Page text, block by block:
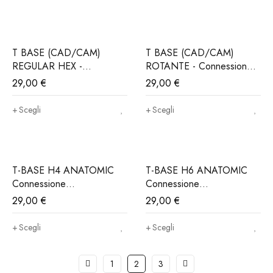
T BASE (CAD/CAM)
REGULAR HEX -
Connessione
ALPHABIO®, MIS®,
NORIS®..(Iva e trasporto
29,00€
Scegli
T BASE (CAD/CAM)
ROTANTE - Connessione
ALPHABIO®, MIS®,
NORIS®..(Iva e trasporto
incluso)
29,00€
Scegli
T-BASE H4 ANATOMIC
Connessione
ALPHABIO®, MIS®,
NORIS®..(Iva e Trasporto
incluso)
29,00€
Scegli
T-BASE H6 ANATOMIC
Connessione
ALPHABIO®, MIS®,
NORIS®..(Iva e Trasporto
incluso)
29,00€
Scegli
1 2 3